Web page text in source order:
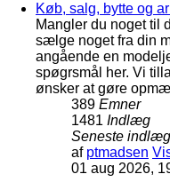
Køb, salg, bytte og
Mangler du noget til
sælge noget fra din
angående en
spøgrsmål her. Vi
ønsker at gøre
389 Emner
1481 Indlæg
Seneste indlæg
af ptmadsen
01 aug 2026,